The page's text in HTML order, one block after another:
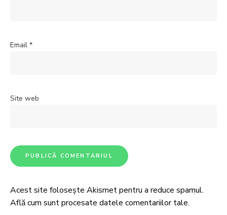
Email *
Site web
Acest site folosește Akismet pentru a reduce spamul.
Află cum sunt procesate datele comentariilor tale.